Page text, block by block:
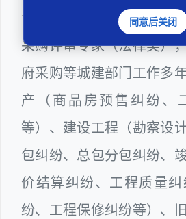
专家、深圳市人民政府听
采购评审专家（法律类）
府采购等城建部门工作多
产（商品房预售纠纷、
等）、建设工程（勘察设
包纠纷、总包分包纠纷、
价结算纠纷、工程质量
纷、工程保修纠纷等）、
同意后关闭